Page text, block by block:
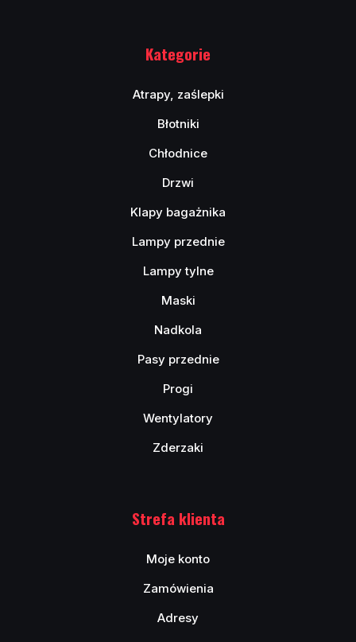
Kategorie
Atrapy, zaślepki
Błotniki
Chłodnice
Drzwi
Klapy bagażnika
Lampy przednie
Lampy tylne
Maski
Nadkola
Pasy przednie
Progi
Wentylatory
Zderzaki
Strefa klienta
Moje konto
Zamówienia
Adresy